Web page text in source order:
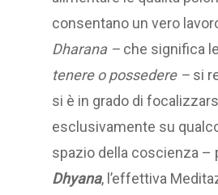
consentano un vero
Dharana – che significa
tenere o possedere – si
si è in grado di
esclusivamente su
spazio della coscienza –
Dhyana, l’effettiva